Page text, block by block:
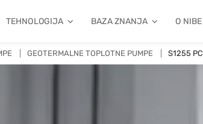
TEHNOLOGIJA BAZA ZNANJA O NIBE
GEOTERMALNE TOPLOTNE PUMPE S1255 PC